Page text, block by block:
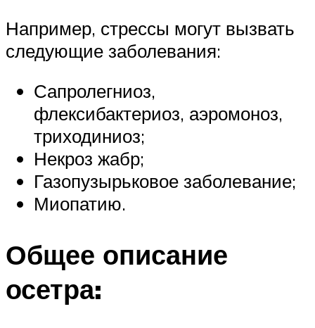
Например, стрессы могут вызвать
следующие заболевания:
Сапролегниоз,
флексибактериоз, аэромоноз,
триходиниоз;
Некроз жабр;
Газопузырьковое заболевание;
Миопатию.
Общее описание
осетра: